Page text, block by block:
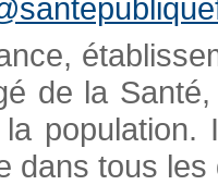
de la
la
dans tous